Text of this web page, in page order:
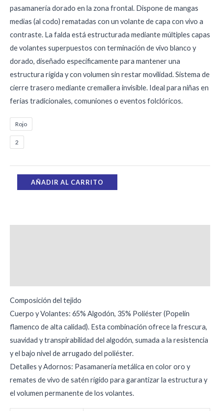
pasamanería dorado en la zona frontal. Dispone de mangas
medias (al codo) rematadas con un volante de capa con vivo a
contraste. La falda está estructurada mediante múltiples capas
de volantes superpuestos con terminación de vivo blanco y
dorado, diseñado específicamente para mantener una
estructura rígida y con volumen sin restar movilidad. Sistema de
cierre trasero mediante cremallera invisible. Ideal para niñas en
ferias tradicionales, comuniones o eventos folclóricos.
Rojo
2
AÑADIR AL CARRITO
Composición del tejido
Cuerpo y Volantes: 65% Algodón, 35% Poliéster (Popelín
flamenco de alta calidad). Esta combinación ofrece la frescura,
suavidad y transpirabilidad del algodón, sumada a la resistencia
y el bajo nivel de arrugado del poliéster.
Detalles y Adornos: Pasamanería metálica en color oro y
remates de vivo de satén rígido para garantizar la estructura y
el volumen permanente de los volantes.